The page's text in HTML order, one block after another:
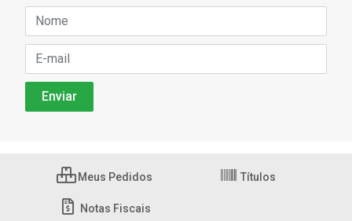
Meus Pedidos Títulos
Notas Fiscais